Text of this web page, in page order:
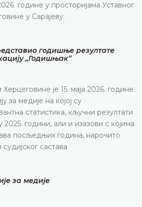
године у просторијама Уставног
у Сарајеву.
годишње резултате
„Годишњак“
је 15. маја 2026. године
за медије на којој су
статистика, кључни резултати
2025. години, али и изазови с којима
посљедњих година, нарочито
састава
за медије